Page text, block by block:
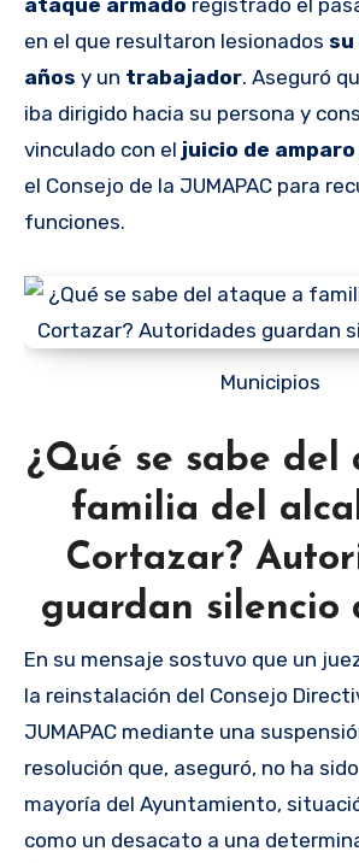
ataque armado registrado el
en el que resultaron lesionados su
años y un trabajador. Aseguró
iba dirigido hacia su persona y
vinculado con el juicio de amparo
el Consejo de la JUMAPAC para
funciones.
Municipios
¿Qué se sabe del
familia del
Cortazar?
guardan silencio
En su mensaje sostuvo que un
la reinstalación del Consejo
JUMAPAC mediante una
resolución que, aseguró, no ha
mayoría del Ayuntamiento,
como un desacato a una